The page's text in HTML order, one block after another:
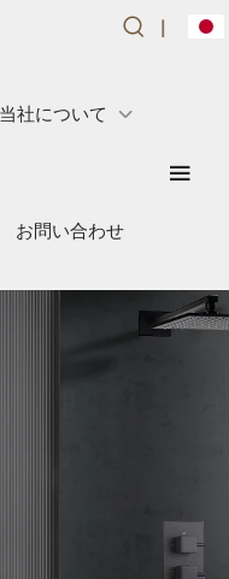
|
当社について
お問い合わせ